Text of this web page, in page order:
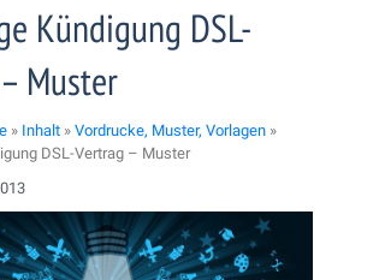
Kündigung DSL-
Muster
» Inhalt » Vordrucke, Muster, Vorlagen »
DSL-Vertrag – Muster